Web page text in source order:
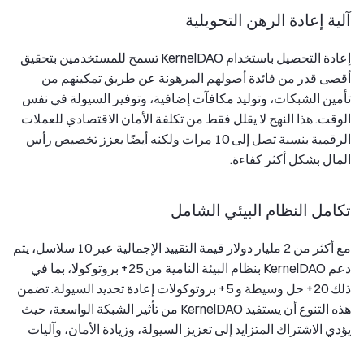
آلية إعادة الرهن التحويلية
إعادة التحصيل باستخدام KernelDAO تسمح للمستخدمين بتحقيق
أقصى قدر من فائدة أصولهم المرهونة عن طريق تمكينهم من
تأمين الشبكات، وتوليد مكافآت إضافية، وتوفير السيولة في نفس
الوقت. هذا النهج لا يقلل فقط من تكلفة الأمان الاقتصادي للعملات
الرقمية بنسبة تصل إلى 10 مرات ولكنه أيضًا يعزز تخصيص رأس
المال بشكل أكثر كفاءة.
تكامل النظام البيئي الشامل
مع أكثر من 2 مليار دولار قيمة التقييد الإجمالية عبر 10 سلاسل، يتم
دعم KernelDAO بنظام البيئة النامية من 25+ بروتوكولا، بما في
ذلك 20+ حل وسيطة و 5+ بروتوكولات إعادة تحديد السيولة. تضمن
هذه التنوع أن يستفيد KernelDAO من تأثير الشبكة الواسعة، حيث
يؤدي الاشتراك المتزايد إلى تعزيز السيولة، وزيادة الأمان، وآليات